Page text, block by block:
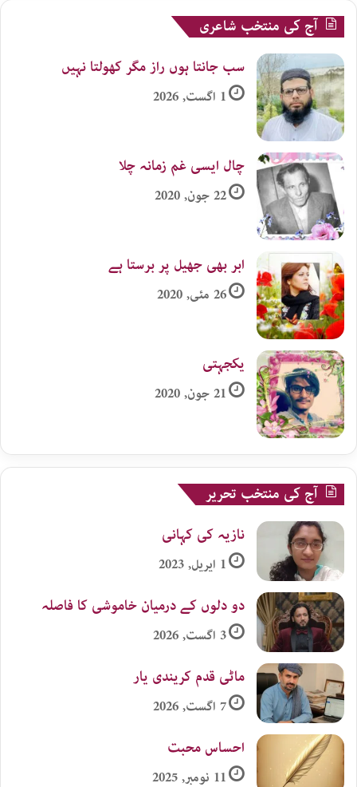
آج کی منتخب شاعری
سب جانتا ہوں راز مگر کھولتا نہیں
1 اگست, 2026
چال ایسی غم زمانہ چلا
22 جون, 2020
ابر بھی جھیل پر برستا ہے
26 مئی, 2020
یکجہتی
21 جون, 2020
آج کی منتخب تحریر
نازیہ کی کہانی
1 اپریل, 2023
دو دلوں کے درمیان خاموشی کا فاصلہ
3 اگست, 2026
ماٹی قدم کریندی یار
7 اگست, 2026
احساس محبت
11 نومبر, 2025